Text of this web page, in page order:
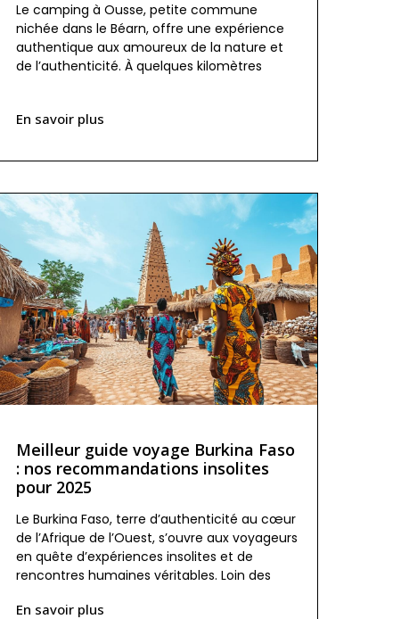
Le camping à Ousse, petite commune
nichée dans le Béarn, offre une expérience
authentique aux amoureux de la nature et
de l’authenticité. À quelques kilomètres
En savoir plus
Meilleur guide voyage Burkina Faso
: nos recommandations insolites
pour 2025
Le Burkina Faso, terre d’authenticité au cœur
de l’Afrique de l’Ouest, s’ouvre aux voyageurs
en quête d’expériences insolites et de
rencontres humaines véritables. Loin des
En savoir plus